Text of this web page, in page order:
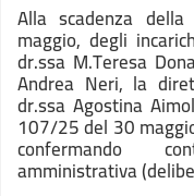
Alla scadenza
maggio, degli
dr.ssa M.Teresa
Andrea Neri, la
dr.ssa Agostina
107/25 del 30
confermando
amministrativa